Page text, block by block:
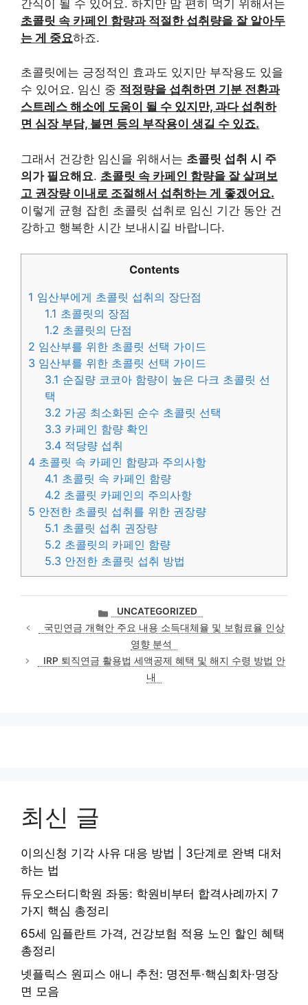
간식이 될 수 있어요. 하지만 맘 편히 먹기 위해서는
초콜릿 속 카페인 함량과 적절한 섭취량을 잘 알아두
는 게 중요하죠.
초콜릿에는 긍정적인 효과도 있지만 부작용도 있을
수 있어요. 임신 중 적정량을 섭취하면 기분 전환과
스트레스 해소에 도움이 될 수 있지만, 과다 섭취하
면 심장 부담, 불면 등의 부작용이 생길 수 있죠.
그래서 건강한 임신을 위해서는 초콜릿 섭취 시 주
의가 필요해요. 초콜릿 속 카페인 함량을 잘 살펴보
고 권장량 이내로 조절해서 섭취하는 게 좋겠어요.
이렇게 균형 잡힌 초콜릿 섭취로 임신 기간 동안 건
강하고 행복한 시간 보내시길 바랍니다.
Contents
1 임산부에게 초콜릿 섭취의 장단점
1.1 초콜릿의 장점
1.2 초콜릿의 단점
2 임산부를 위한 초콜릿 선택 가이드
3 임산부를 위한 초콜릿 선택 가이드
3.1 순질량 코코아 함량이 높은 다크 초콜릿 선
택
3.2 가공 최소화된 순수 초콜릿 선택
3.3 카페인 함량 확인
3.4 적당량 섭취
4 초콜릿 속 카페인 함량과 주의사항
4.1 초콜릿 속 카페인 함량
4.2 초콜릿 카페인의 주의사항
5 안전한 초콜릿 섭취를 위한 권장량
5.1 초콜릿 섭취 권장량
5.2 초콜릿의 카페인 함량
5.3 안전한 초콜릿 섭취 방법
카
테
고
UNCATEGORIZED
국민연금 개혁안 주요 내용 소득대체율 및 보험료율 인상
영향 분석
IRP 퇴직연금 활용법 세액공제 혜택 및 해지 수령 방법 안
내
최신 글
이의신청 기각 사유 대응 방법 | 3단계로 완벽 대처
하는 법
듀오스터디학원 좌동: 학원비부터 합격사례까지 7
가지 핵심 총정리
65세 임플란트 가격, 건강보험 적용 노인 할인 혜택
총정리
넷플릭스 원피스 애니 추천: 명전투·핵심회차·명장
면 모음